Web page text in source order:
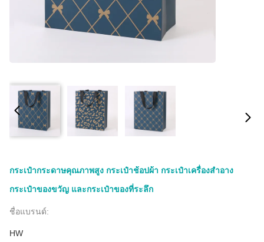
กระเป๋ากระดาษคุณภาพสูง กระเป๋าช้อปผ้า กระเป๋าเครื่องสําอาง
กระเป๋าของขวัญ และกระเป๋าของที่ระลึก
ชื่อแบรนด์:
HW